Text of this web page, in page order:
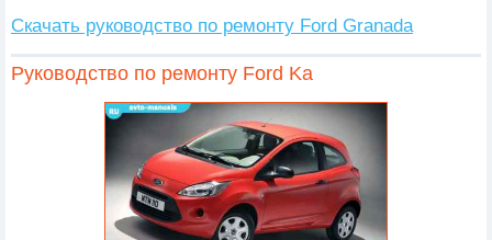
Скачать руководство по ремонту Ford Granada
Руководство по ремонту Ford Ka